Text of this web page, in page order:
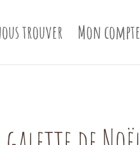
trouver Mon compte